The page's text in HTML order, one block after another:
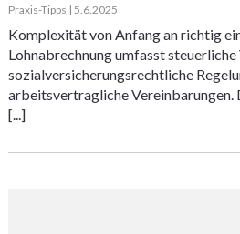
Praxis-Tipps | 5.6.2025
Komplexität von Anfang an richtig
Lohnabrechnung umfasst
sozialversicherungsrechtliche
arbeitsvertragliche Vereinbarungen.
[...]